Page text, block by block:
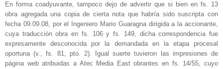
En forma coadyuvante, tampoco dejo de advertir que si bien en fs. 13
obra agregada una copia de cierta nota que habría sido suscripta con
fecha 09.09.08, por el Ingeniero Mario Guaragna dirigida a la accionante,
cuya traducción obra en fs. 106 y fs. 149, dicha correspondencia fue
expresamente desconocida por la demandada en la etapa procesal
oportuna (v., fs. 81, pto. 2). Igual suerte tuvieron las impresiones de
página web atribuidas a Atec Media East obrantes en fs. 14/55, cuyo